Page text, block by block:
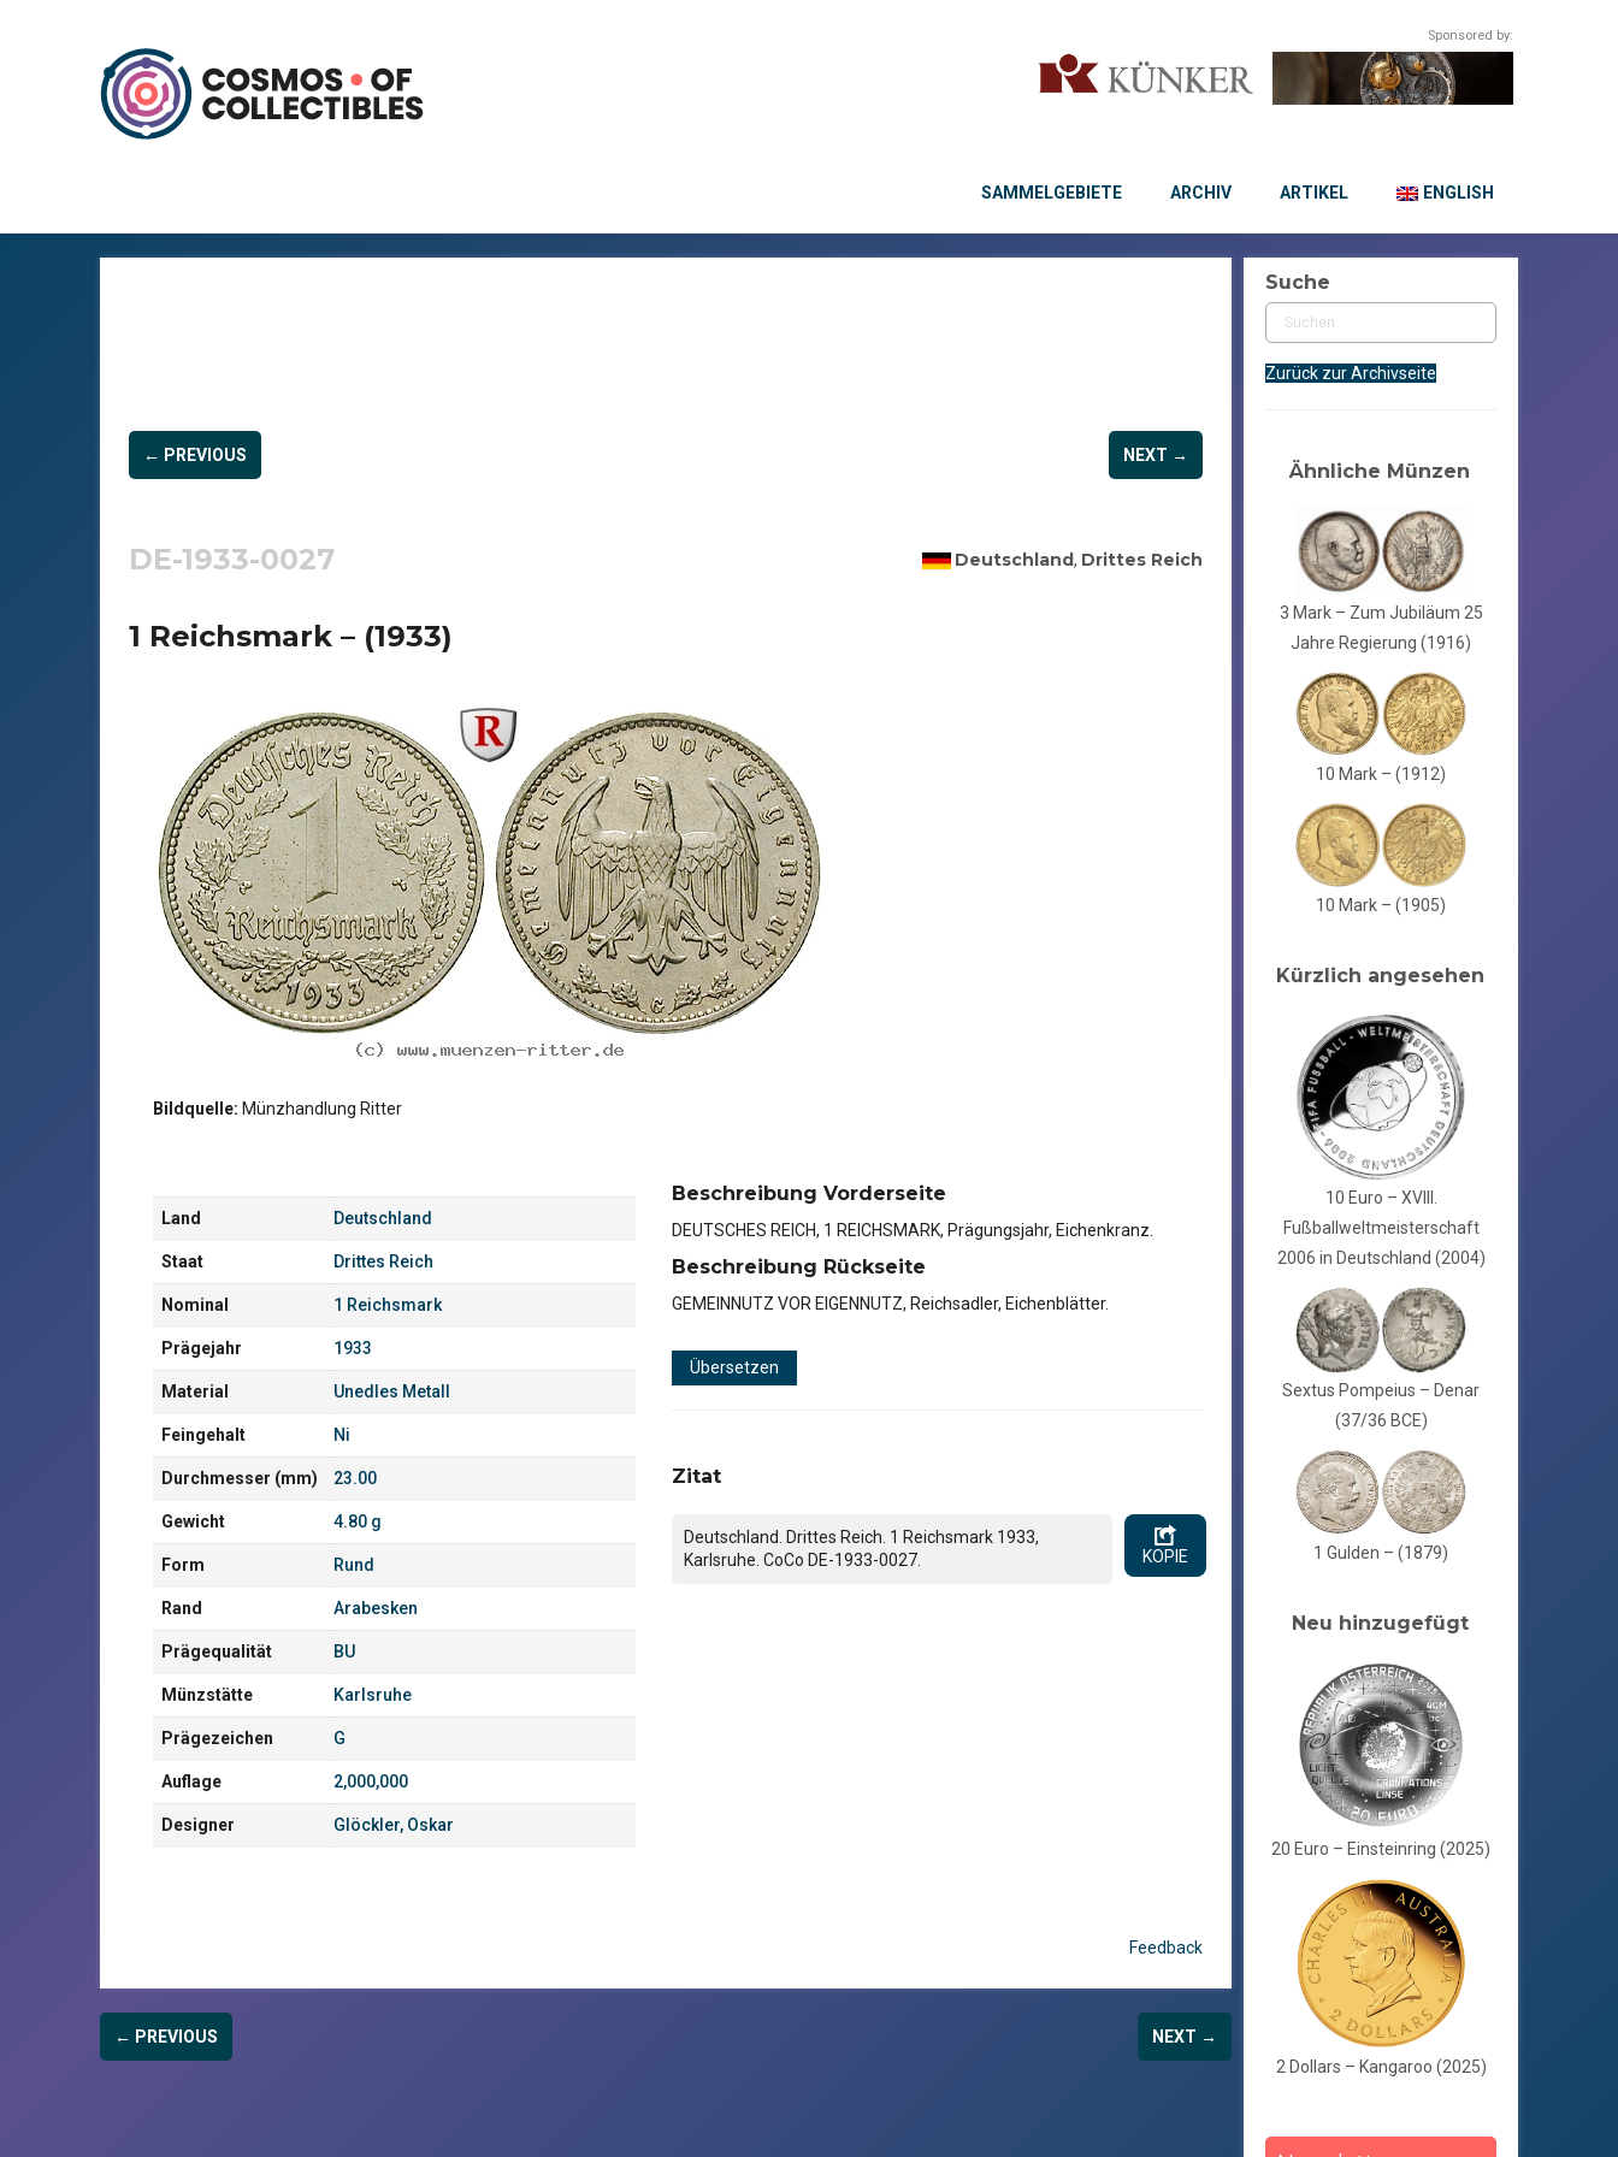
Sponsored by:
SAMMELGEBIETE ARCHIV ARTIKEL ENGLISH
← PREVIOUS NEXT →
DE-1933-0027 Deutschland, Drittes Reich
1 Reichsmark – (1933)
Bildquelle: Münzhandlung Ritter
Land Deutschland
Staat Drittes Reich
Nominal 1 Reichsmark
Prägejahr 1933
Material Unedles Metall
Feingehalt Ni
Durchmesser (mm) 23.00
Gewicht 4.80 g
Form Rund
Rand Arabesken
Prägequalität BU
Münzstätte Karlsruhe
Prägezeichen G
Auflage 2,000,000
Designer Glöckler, Oskar
Beschreibung Vorderseite
DEUTSCHES REICH, 1 REICHSMARK, Prägungsjahr, Eichenkranz.
Beschreibung Rückseite
GEMEINNUTZ VOR EIGENNUTZ, Reichsadler, Eichenblätter.
Übersetzen
Zitat
Deutschland. Drittes Reich. 1 Reichsmark 1933,
Karlsruhe. CoCo DE-1933-0027.
KOPIE
Feedback
← PREVIOUS NEXT →
Suche
Zurück zur Archivseite
Ähnliche Münzen
3 Mark – Zum Jubiläum 25
Jahre Regierung (1916)
10 Mark – (1912)
10 Mark – (1905)
Kürzlich angesehen
10 Euro – XVIII.
Fußballweltmeisterschaft
2006 in Deutschland (2004)
Sextus Pompeius – Denar
(37/36 BCE)
1 Gulden – (1879)
Neu hinzugefügt
20 Euro – Einsteinring (2025)
2 Dollars – Kangaroo (2025)